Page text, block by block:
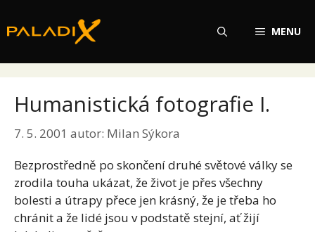
na
MENU
Humanistická fotografie I.
7. 5. 2001 autor: Milan Sýkora
Bezprostředně po skončení druhé světové války se
zrodila touha ukázat, že život je přes všechny
bolesti a útrapy přece jen krásný, že je třeba ho
chránit a že lidé jsou v podstatě stejní, ať žijí